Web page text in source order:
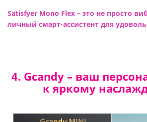
Satisfyer Mono Flex – это не просто
личный смарт-ассистент для
4. Gcandy – ваш
к яркому